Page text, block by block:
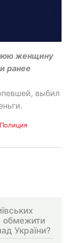
женщину
ранее
выбил
Полиция
обмежити
України?